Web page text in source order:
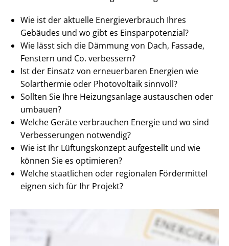
Wie ist der aktuelle En­er­gie­ver­brauch Ihres
Gebäudes und wo gibt es Ein­spar­po­ten­zi­al?
Wie lässt sich die Dämmung von Dach, Fassade,
Fenstern und Co. verbessern?
Ist der Einsatz von erneuerbaren Energien wie
Solarthermie oder Photovoltaik sinnvoll?
Sollten Sie Ihre Heizungsanlage austauschen oder
umbauen?
Welche Geräte verbrauchen Energie und wo sind
Verbesserungen notwendig?
Wie ist Ihr Lüftungskonzept aufgestellt und wie
können Sie es optimieren?
Welche staatlichen oder regionalen Fördermittel
eignen sich für Ihr Projekt?